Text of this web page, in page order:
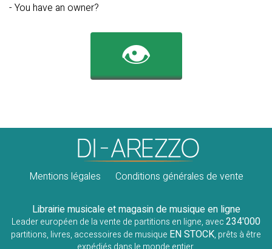
- You have an owner?
👁️
Mentions légales Conditions générales de vente
Librairie musicale et magasin de musique en ligne
Leader européen de la vente de partitions en ligne, avec234'000
partitions, livres, accessoires de musique EN STOCK, prêts à être